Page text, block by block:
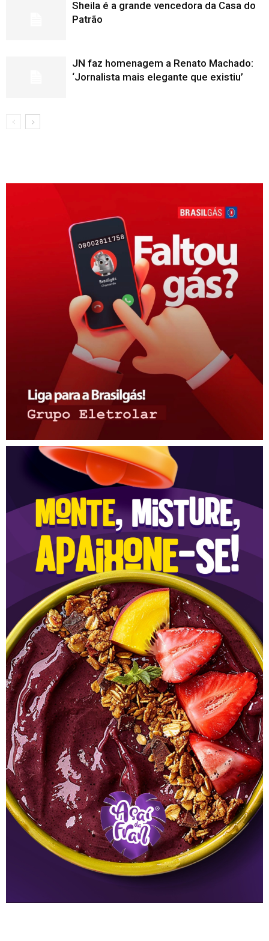
Sheila é a grande vencedora da Casa do
Patrão
JN faz homenagem a Renato Machado:
‘Jornalista mais elegante que existiu’